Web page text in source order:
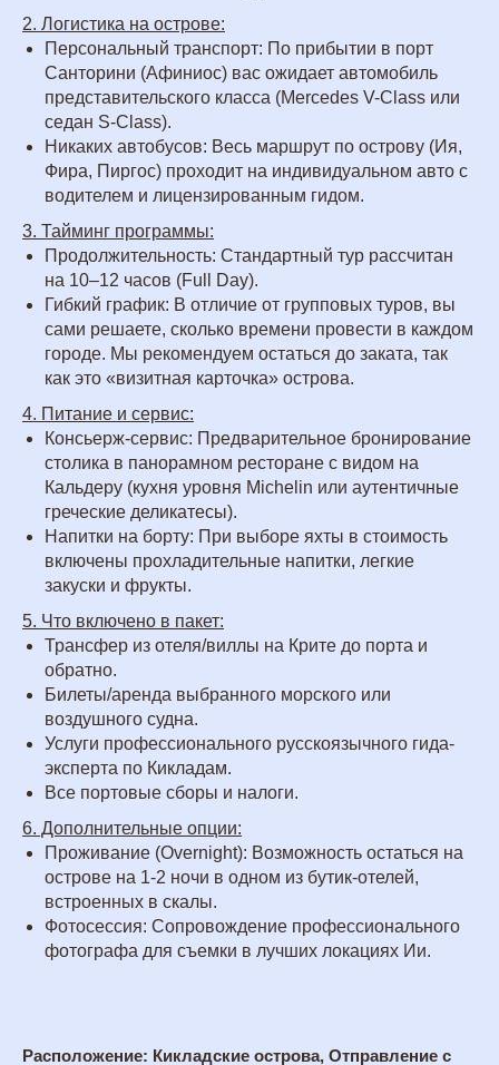
2. Логистика на острове:
Персональный транспорт: По прибытии в порт
Санторини (Афиниос) вас ожидает автомобиль
представительского класса (Mercedes V-Class или
седан S-Class).
Никаких автобусов: Весь маршрут по острову (Ия,
Фира, Пиргос) проходит на индивидуальном авто с
водителем и лицензированным гидом.
3. Тайминг программы:
Продолжительность: Стандартный тур рассчитан
на 10–12 часов (Full Day).
Гибкий график: В отличие от групповых туров, вы
сами решаете, сколько времени провести в каждом
городе. Мы рекомендуем остаться до заката, так
как это «визитная карточка» острова.
4. Питание и сервис:
Консьерж-сервис: Предварительное бронирование
столика в панорамном ресторане с видом на
Кальдеру (кухня уровня Michelin или аутентичные
греческие деликатесы).
Напитки на борту: При выборе яхты в стоимость
включены прохладительные напитки, легкие
закуски и фрукты.
5. Что включено в пакет:
Трансфер из отеля/виллы на Крите до порта и
обратно.
Билеты/аренда выбранного морского или
воздушного судна.
Услуги профессионального русскоязычного гида-
эксперта по Кикладам.
Все портовые сборы и налоги.
6. Дополнительные опции:
Проживание (Overnight): Возможность остаться на
острове на 1-2 ночи в одном из бутик-отелей,
встроенных в скалы.
Фотосессия: Сопровождение профессионального
фотографа для съемки в лучших локациях Ии.
Расположение: Кикладские острова, Отправление с